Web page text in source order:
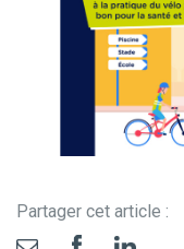
Partager cet article :